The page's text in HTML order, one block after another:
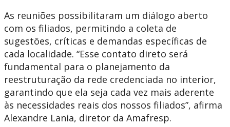
As reuniões possibilitaram um diálogo aberto
com os filiados, permitindo a coleta de
sugestões, críticas e demandas específicas de
cada localidade. “Esse contato direto será
fundamental para o planejamento da
reestruturação da rede credenciada no interior,
garantindo que ela seja cada vez mais aderente
às necessidades reais dos nossos filiados”, afirma
Alexandre Lania, diretor da Amafresp.